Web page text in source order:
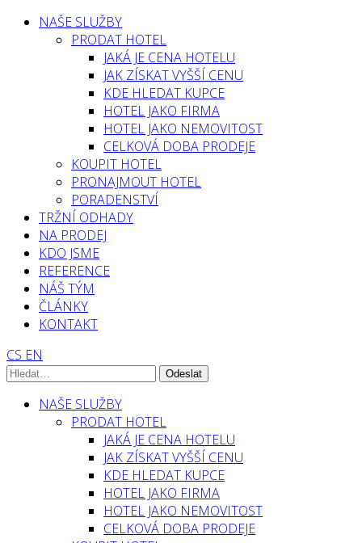
NAŠE SLUŽBY
PRODAT HOTEL
JAKÁ JE CENA HOTELU
JAK ZÍSKAT VYŠŠÍ CENU
KDE HLEDAT KUPCE
HOTEL JAKO FIRMA
HOTEL JAKO NEMOVITOST
CELKOVÁ DOBA PRODEJE
KOUPIT HOTEL
PRONAJMOUT HOTEL
PORADENSTVÍ
TRŽNÍ ODHADY
NA PRODEJ
KDO JSME
REFERENCE
NÁŠ TÝM
ČLÁNKY
KONTAKT
CS EN
NAŠE SLUŽBY
PRODAT HOTEL
JAKÁ JE CENA HOTELU
JAK ZÍSKAT VYŠŠÍ CENU
KDE HLEDAT KUPCE
HOTEL JAKO FIRMA
HOTEL JAKO NEMOVITOST
CELKOVÁ DOBA PRODEJE